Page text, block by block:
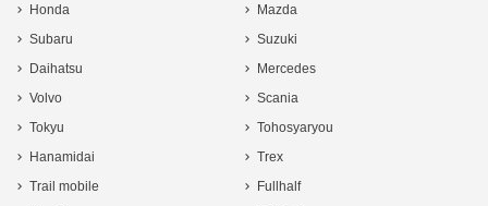
Honda
Mazda
Subaru
Suzuki
Daihatsu
Mercedes
Volvo
Scania
Tokyu
Tohosyaryou
Hanamidai
Trex
Trail mobile
Fullhalf